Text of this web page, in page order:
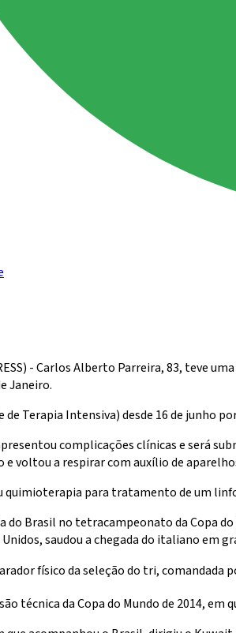
- Carlos Alberto Parreira, 83, teve
Janeiro.
de Terapia Intensiva) desde 16 de junho
complicações clínicas e será
e voltou a respirar com auxílio de
quimioterapia para tratamento de um
do Brasil no tetracampeonato da Copa
saudou a chegada do italiano em
físico da seleção do tri, comandada
técnica da Copa do Mundo de 2014, em